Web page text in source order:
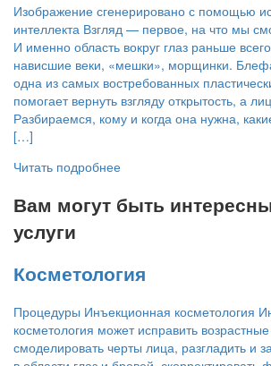
Изображение сгенерировано с помощью
интеллекта Взгляд — первое, на что мы
И именно область вокруг глаз раньше
нависшие веки, «мешки», морщинки.
одна из самых востребованных
помогает вернуть взгляду открытость, а
Разбираемся, кому и когда она нужна,
[…]
Читать подробнее
Вам могут быть
услуги
Косметология
Процедуры Инъекционная косметология
косметология может исправить
смоделировать черты лица, разгладить и